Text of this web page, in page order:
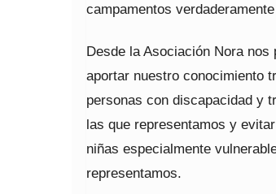
campamentos
Desde la Asociación Nora
aportar nuestro conocimiento
personas con discapacidad y
las que representamos y
niñas especialmente
representamos.